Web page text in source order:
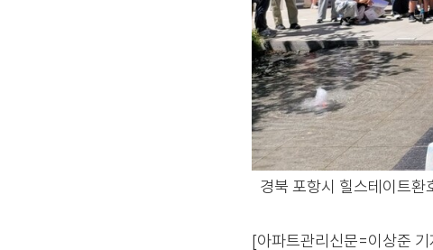
경북 포항시 힐스테이트환
[아파트관리신문=이상준